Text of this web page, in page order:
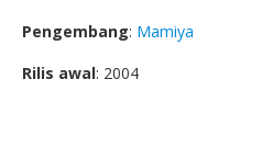
Pengembang: Mamiya
Rilis awal: 2004